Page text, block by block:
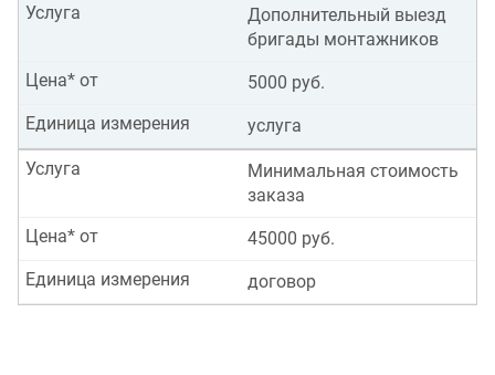
Дополнительный выезд
бригады монтажников
Услуга
5000 руб.
Цена* от
услуга
Единица измерения
Минимальная стоимость
заказа
Услуга
45000 руб.
Цена* от
договор
Единица измерения